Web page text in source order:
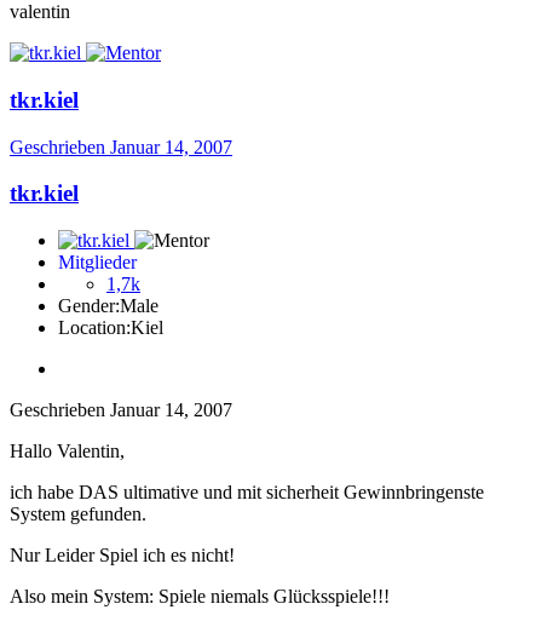
valentin
tkr.kiel
Geschrieben Januar 14, 2007
tkr.kiel
Mitglieder
1,7k
Gender:Male
Location:Kiel
Geschrieben Januar 14, 2007
Hallo Valentin,
ich habe DAS ultimative und mit sicherheit Gewinnbringenste
System gefunden.
Nur Leider Spiel ich es nicht!
Also mein System: Spiele niemals Glücksspiele!!!